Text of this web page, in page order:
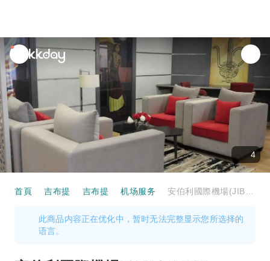
unread
notifications
4
首頁 吉布提 吉布提 机场服务
此商品内容正在优化中，暂时无法完整显示您所选择的
语言。